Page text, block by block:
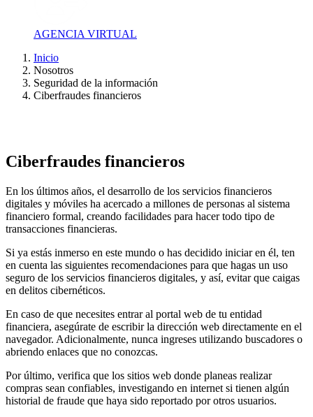
AGENCIA VIRTUAL
Inicio
Nosotros
Seguridad de la información
Ciberfraudes financieros
Ciberfraudes financieros
En los últimos años, el desarrollo de los servicios financieros
digitales y móviles ha acercado a millones de personas al sistema
financiero formal, creando facilidades para hacer todo tipo de
transacciones financieras.
Si ya estás inmerso en este mundo o has decidido iniciar en él, ten
en cuenta las siguientes recomendaciones para que hagas un uso
seguro de los servicios financieros digitales, y así, evitar que caigas
en delitos cibernéticos.
En caso de que necesites entrar al portal web de tu entidad
financiera, asegúrate de escribir la dirección web directamente en el
navegador. Adicionalmente, nunca ingreses utilizando buscadores o
abriendo enlaces que no conozcas.
Por último, verifica que los sitios web donde planeas realizar
compras sean confiables, investigando en internet si tienen algún
historial de fraude que haya sido reportado por otros usuarios.